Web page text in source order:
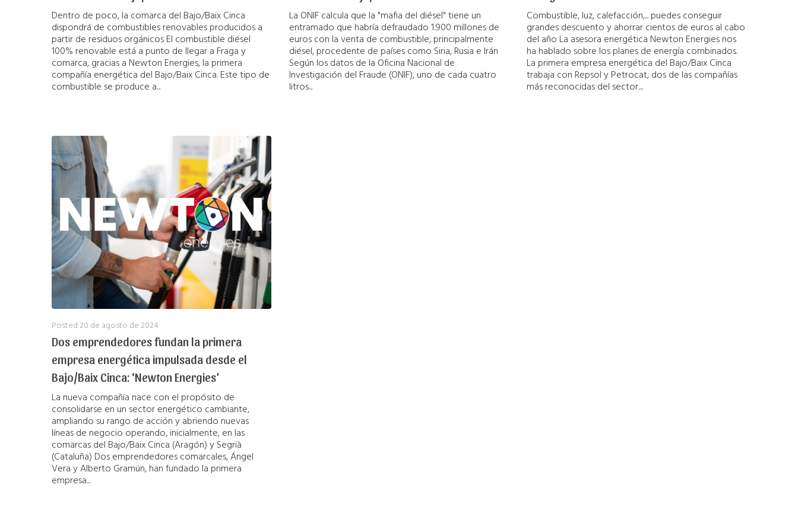
Dentro de poco, la comarca del Bajo/Baix Cinca
dispondrá de combustibles renovables producidos a
partir de residuos orgánicos El combustible diésel
100% renovable está a punto de llegar a Fraga y
comarca, gracias a Newton Energies, la primera
compañía energética del Bajo/Baix Cinca. Este tipo de
combustible se produce a...
La ONIF calcula que la "mafia del diésel" tiene un
entramado que habría defraudado 1.900 millones de
euros con la venta de combustible, principalmente
diésel, procedente de países como Siria, Rusia e Irán
Según los datos de la Oficina Nacional de
Investigación del Fraude (ONIF), uno de cada cuatro
litros...
Combustible, luz, calefacción,... puedes conseguir
grandes descuento y ahorrar cientos de euros al cabo
del año La asesora energética Newton Energies nos
ha hablado sobre los planes de energía combinados.
La primera empresa energética del Bajo/Baix Cinca
trabaja con Repsol y Petrocat, dos de las compañías
más reconocidas del sector....
Posted20 de agosto de 2024
Dos emprendedores fundan la primera
empresa energética impulsada desde el
Bajo/Baix Cinca: ‘Newton Energies’
La nueva compañía nace con el propósito de
consolidarse en un sector energético cambiante,
ampliando su rango de acción y abriendo nuevas
líneas de negocio operando, inicialmente, en las
comarcas del Bajo/Baix Cinca (Aragón) y Segrià
(Cataluña) Dos emprendedores comarcales, Ángel
Vera y Alberto Gramún, han fundado la primera
empresa...